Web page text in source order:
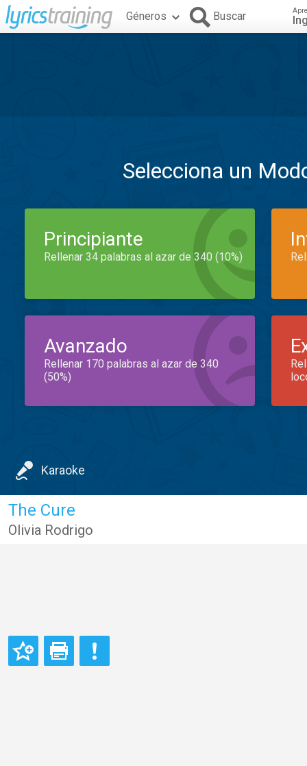
Géneros Buscar
Selecciona un
Principiante
Rellenar 34 palabras al azar de 340 (10%)
Avanzado
Rellenar 170 palabras al azar de 340
(50%)
Karaoke
The Cure
Olivia Rodrigo